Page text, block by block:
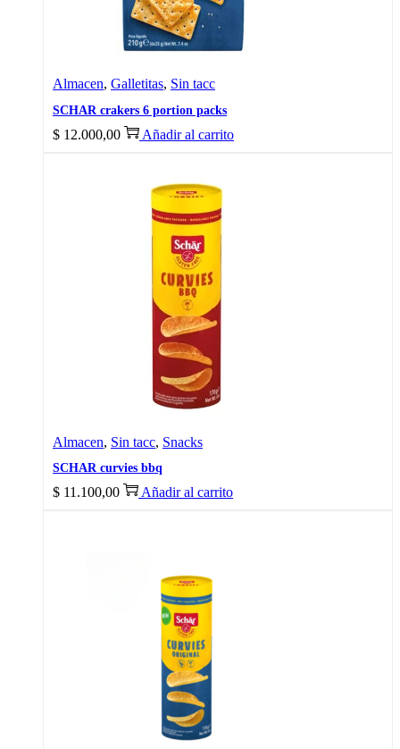
Almacen, Galletitas, Sin tacc
SCHAR crakers 6 portion packs
$ 12.000,00 Añadir al carrito
Almacen, Sin tacc, Snacks
SCHAR curvies bbq
$ 11.100,00 Añadir al carrito